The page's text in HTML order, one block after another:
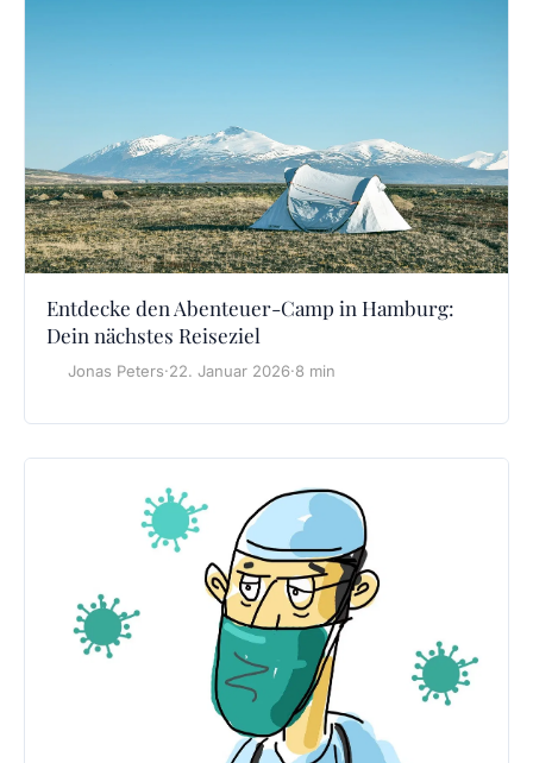
Entdecke den Abenteuer-Camp in Hamburg:
Dein nächstes Reiseziel
Jonas Peters·22. Januar 2026·8 min